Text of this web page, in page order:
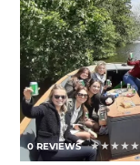
0 REVIEWS ★★★★★